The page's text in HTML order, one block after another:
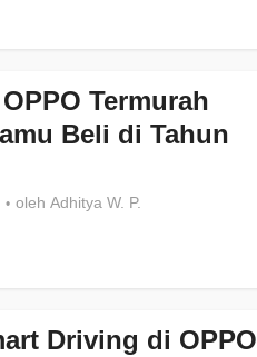
Termurah
Beli di Tahun
oleh Adhitya W. P.
Driving di OPPO